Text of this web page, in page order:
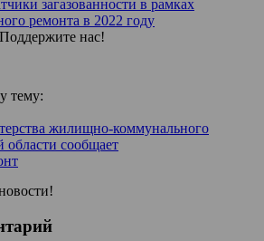
загазованности в рамках
ремонта в 2022 году
нас!
тему:
жилищно-коммунального
области сообщает